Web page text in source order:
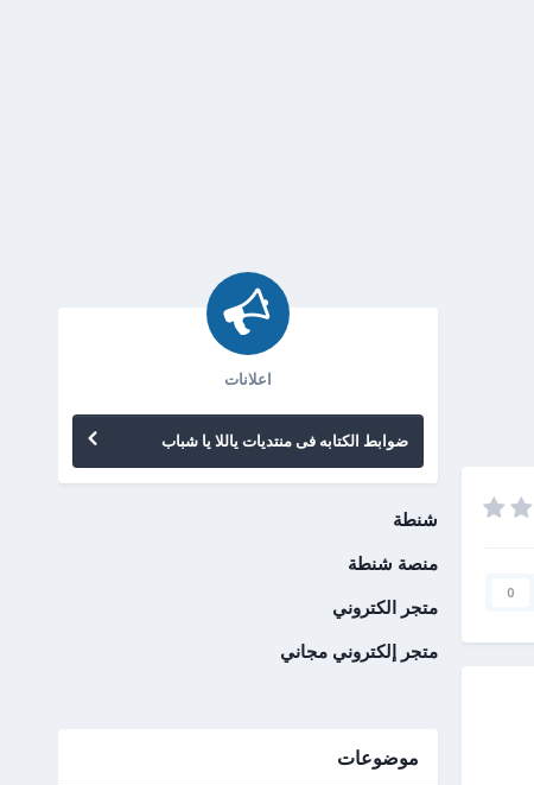
0
اعلانات
ضوابط الكتابه فى منتديات ياللا يا شباب
شنطة
منصة شنطة
متجر الكتروني
متجر إلكتروني مجاني
موضوعات